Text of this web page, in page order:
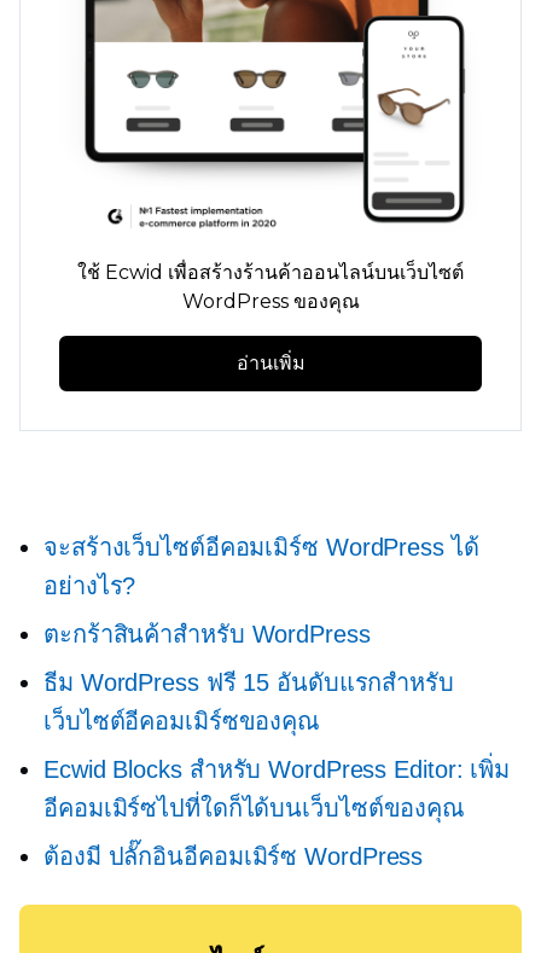
ใช้ Ecwid เพื่อสร้างร้านค้าออนไลน์บนเว็บไซต์
WordPress ของคุณ
อ่านเพิ่ม
จะสร้างเว็บไซต์อีคอมเมิร์ซ WordPress ได้
อย่างไร?
ตะกร้าสินค้าสำหรับ WordPress
ธีม WordPress ฟรี 15 อันดับแรกสำหรับ
เว็บไซต์อีคอมเมิร์ซของคุณ
Ecwid Blocks สำหรับ WordPress Editor: เพิ่ม
อีคอมเมิร์ซไปที่ใดก็ได้บนเว็บไซต์ของคุณ
ต้องมี ปลั๊กอินอีคอมเมิร์ซ WordPress